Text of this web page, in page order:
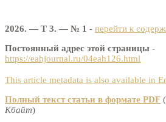
2026. — Т 3. — № 1 - перейти к
Постоянный адрес этой страницы -
https://eahjournal.ru/04eah126.html
This article metadata is also available in
Полный текст статьи в формате PDF (
Кбайт)